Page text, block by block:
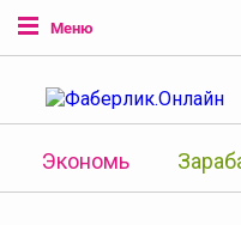
Меню
Экономь